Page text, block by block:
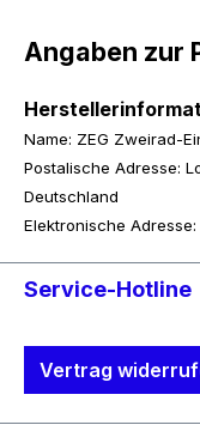
Angaben zur
Name: ZEG Zweirad-
Postalische Adresse:
Deutschland
Elektronische Adresse:
Service-Hotline
Vertrag